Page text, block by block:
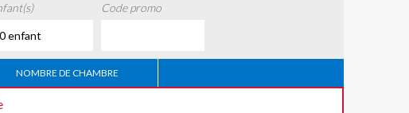
0 enfant
Code promo
NOMBRE DE CHAMBRE